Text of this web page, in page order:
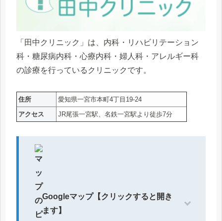
「田中クリニック」は、内科・リハビリテーション
科・糖尿病内科・心療内科・婦人科・アレルギー科
の診療を行っているクリニックです。
住所
愛知県一宮市本町4丁目19-24
アクセス
JR尾張一宮駅、名鉄一宮駅より徒歩7分
Googleマップ【クリックすると開き
ます】